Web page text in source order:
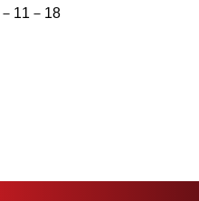
11－18